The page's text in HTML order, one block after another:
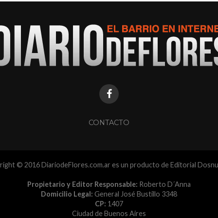
CONTACTO
© 2016 DiariodeFlores.com.ar es un producto de Editorial
Propietario y Editor Responsable: Roberto D´Anna
Domicilio Legal: General José Bustillo 3348
CP: 1407
Ciudad de Buenos Aires